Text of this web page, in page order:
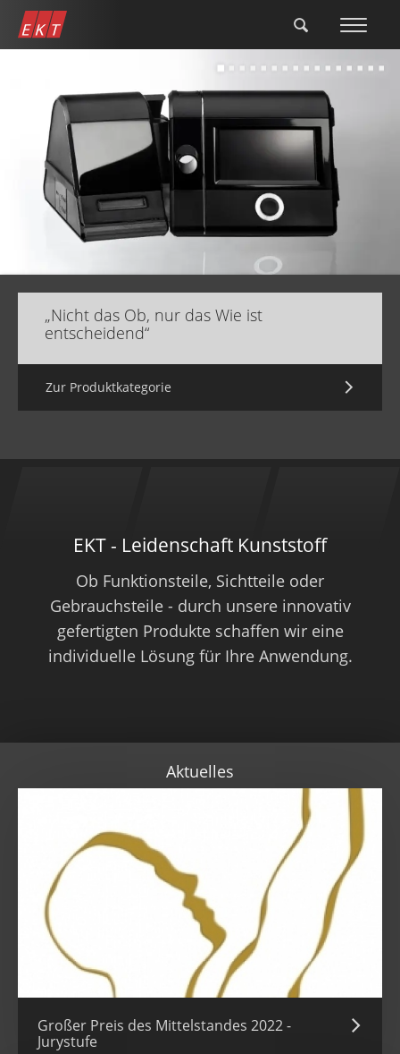
Direkt
zum
Inhalt
„Nicht das Ob, nur das Wie ist
entscheidend“
Zur Produktkategorie
EKT - Leidenschaft Kunststoff
Ob Funktionsteile, Sichtteile oder
Gebrauchsteile - durch unsere innovativ
gefertigten Produkte schaffen wir eine
individuelle Lösung für Ihre Anwendung​.
Aktuelles
Großer Preis des Mittelstandes 2022 -
Jurystufe